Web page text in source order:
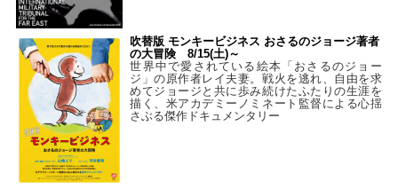
吹替版 モンキービジネス おさるのジョージ著者
の大冒険 8/15(土)～
世界中で愛されている絵本「おさるのジョー
ジ」の原作者レイ夫妻。戦火を逃れ、自由を求
めてジョージと共に歩み続けたふたりの生涯を
描く、米アカデミーノミネート監督による心揺
さぶる傑作ドキュメンタリー